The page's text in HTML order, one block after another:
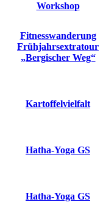
Workshop
Fitnesswanderung
Frühjahrsextratour
„Bergischer Weg“
Kartoffelvielfalt
Hatha-Yoga GS
Hatha-Yoga GS